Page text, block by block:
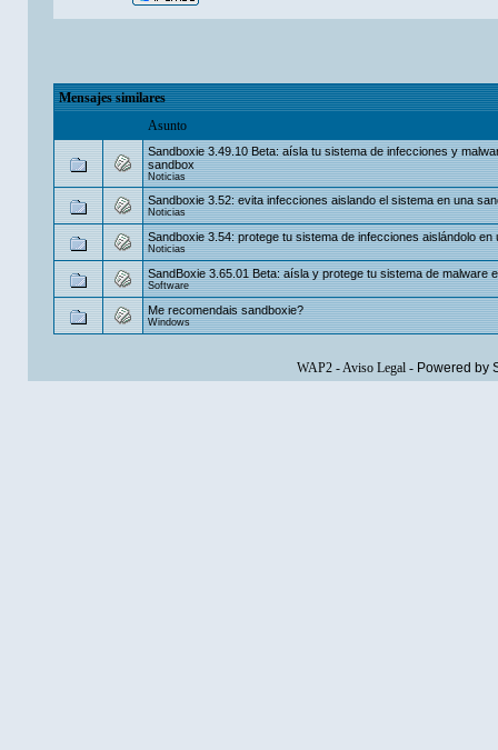
Mensajes similares
Asunto
Sandboxie 3.49.10 Beta: aísla tu sistema de infecciones y
sandbox
Noticias
Sandboxie 3.52: evita infecciones aislando el sistema en una
Noticias
Sandboxie 3.54: protege tu sistema de infecciones aislándolo en
Noticias
SandBoxie 3.65.01 Beta: aísla y protege tu sistema de malware
Software
Me recomendais sandboxie?
Windows
WAP2-Aviso Legal- Powered by